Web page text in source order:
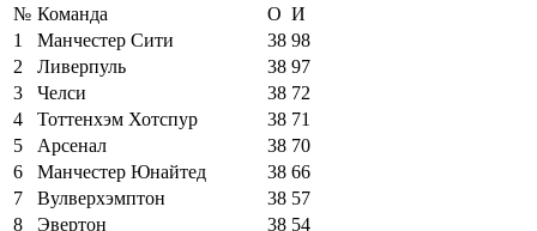
№ Команда О И
1
Манчестер Сити 38 98
2
Ливерпуль 38 97
3
Челси 38 72
4
Тоттенхэм Хотспур 38 71
5
Арсенал 38 70
6
Манчестер Юнайтед 38 66
7
Вулверхэмптон 38 57
8
Эвертон 38 54